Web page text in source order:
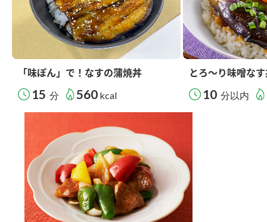
「味ぽん」で！なすの蒲焼丼
15 分 560 kcal
とろ～り味噌な
10 分以内